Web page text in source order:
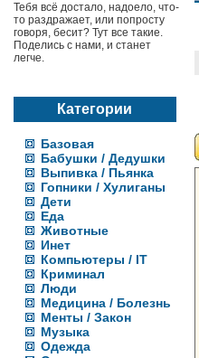
Тебя всё достало, надоело, что-
то раздражает, или попросту
говоря, бесит? Тут все такие.
Поделись с нами, и станет
легче.
Категории
Базовая
Бабушки / Дедушки
Выпивка / Пьянка
Гопники / Хулиганы
Дети
Еда
Животные
Инет
Компьютеры / IT
Криминал
Люди
Медицина / Болезнь
Менты / Закон
Музыка
Одежда